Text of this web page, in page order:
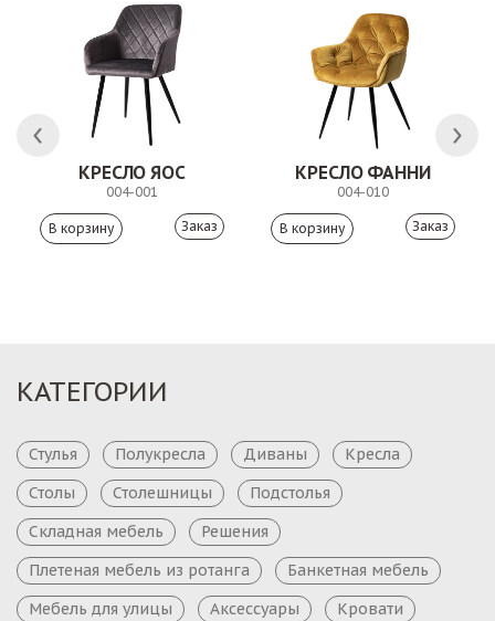
КРЕСЛО ЯОС
004-001
Заказ
КРЕСЛО ФАННИ
004-010
Заказ
КАТЕГОРИИ
Стулья Полукресла Диваны
Кресла
Столы
Столешницы
Подстолья
Складная мебель
Решения
Плетеная мебель из ротанга
Банкетная мебель
Мебель для улицы
Аксессуары Кровати